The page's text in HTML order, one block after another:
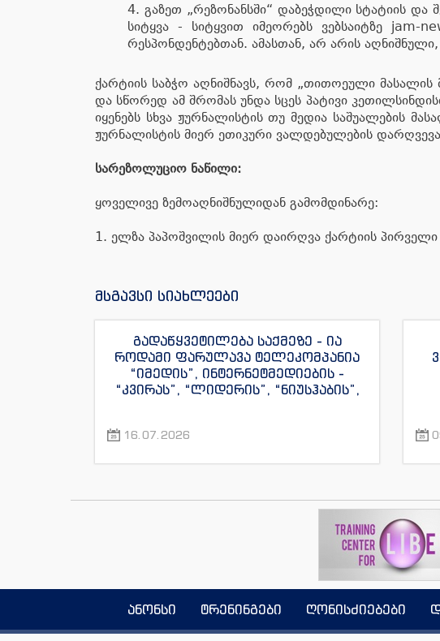
გაზეთ „რეზონანსში“ დაბეჭდილი სტატიის და
სიტყვა - სიტყვით იმეორებს ვებსაიტზე jam-
რესპონდენტებთან. ამასთან, არ არის
ქარტიის საბჭო აღნიშნავს, რომ „თითოეული
და სწორედ ამ შრომას უნდა სცეს პატივი
იყენებს სხვა ჟურნალისტის თუ მედია საშუალების
ჟურნალისტის მიერ ეთიკური ვალდებულების
სარეზოლუციო ნაწილი:
ყოველივე ზემოაღნიშნულიდან გამომდინარე:
1. ელზა პაპოშვილის მიერ დაირღვა ქარტიის პირველი
მსგავსი სიახლეები
გადაწყვეტილება საქმეზე - ია
როდამი ფარულავა ტელეკომპანია
“იმედის”, ინტერნეტმედიების -
“კვირას”, “ლიდერის”, “ნიუსჰაბის”,
და “ექსკლუზივტივის”
16.07.2026
ანონსი ტრენინგები ღონისძიებები